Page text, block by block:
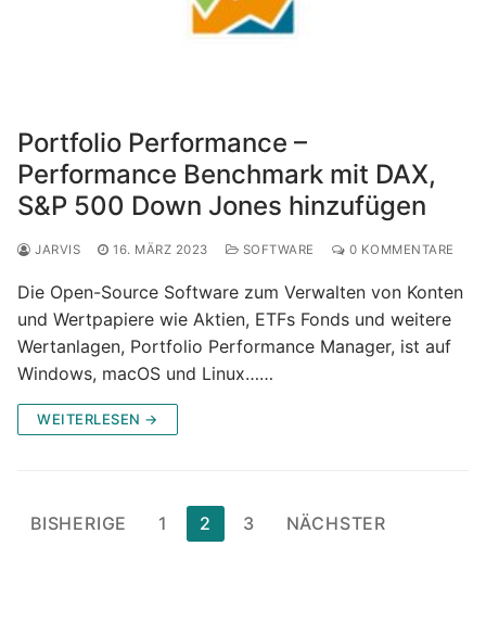
Portfolio Performance –
Performance Benchmark mit DAX,
S&P 500 Down Jones hinzufügen
JARVIS 16. MÄRZ 2023 SOFTWARE 0 KOMMENTARE
Die Open-Source Software zum Verwalten von Konten
und Wertpapiere wie Aktien, ETFs Fonds und weitere
Wertanlagen, Portfolio Performance Manager, ist auf
Windows, macOS und Linux……
WEITERLESEN →
Seitennummerierung
BISHERIGE 1 2 3 NÄCHSTER